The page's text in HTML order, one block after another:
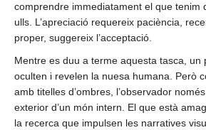
comprendre immediatament el que tenim
ulls. L’apreciació requereix paciència,
proper, suggereix l’acceptació.
Mentre es duu a terme aquesta tasca, un
oculten i revelen la nuesa humana. Però
amb titelles d’ombres, l’observador
exterior d’un món intern. El que està
la recerca que impulsen les narratives